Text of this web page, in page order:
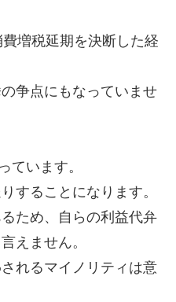
増税延期を決断した経
争点にもなっていませ
ています。
することになります。
ため、自らの利益代弁
えません。
れるマイノリティは意